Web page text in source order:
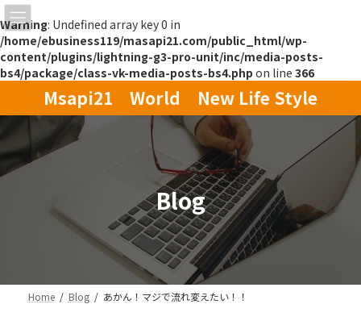
Warning: Undefined array key 0 in
/home/ebusiness119/masapi21.com/public_html/wp-
content/plugins/lightning-g3-pro-unit/inc/media-posts-
bs4/package/class-vk-media-posts-bs4.php on line 366
テ
ン
ツ
へ
ゲ
ー
シ
ョ
Msapi21 World New Life Style
Blog
Home Blog あかん！マジで流れ変えたい！！